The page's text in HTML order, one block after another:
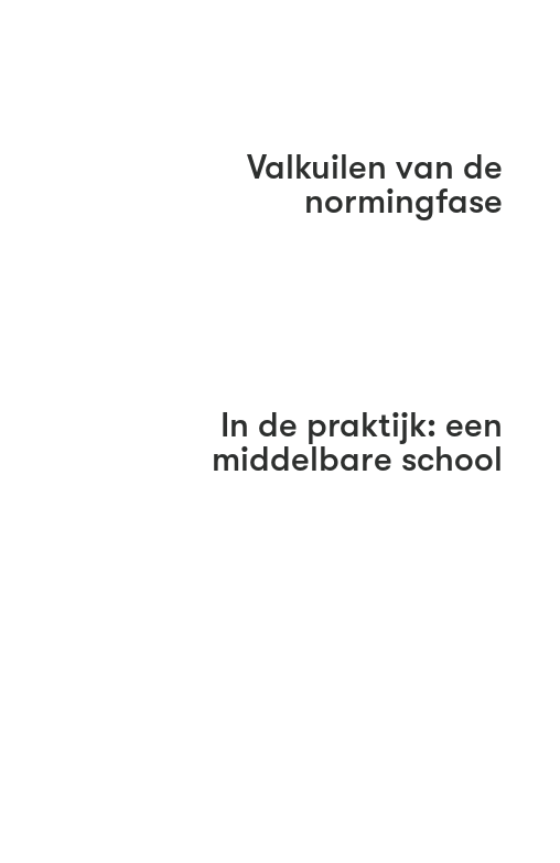
Valkuilen van de
normingfase
In de praktijk: een
middelbare school